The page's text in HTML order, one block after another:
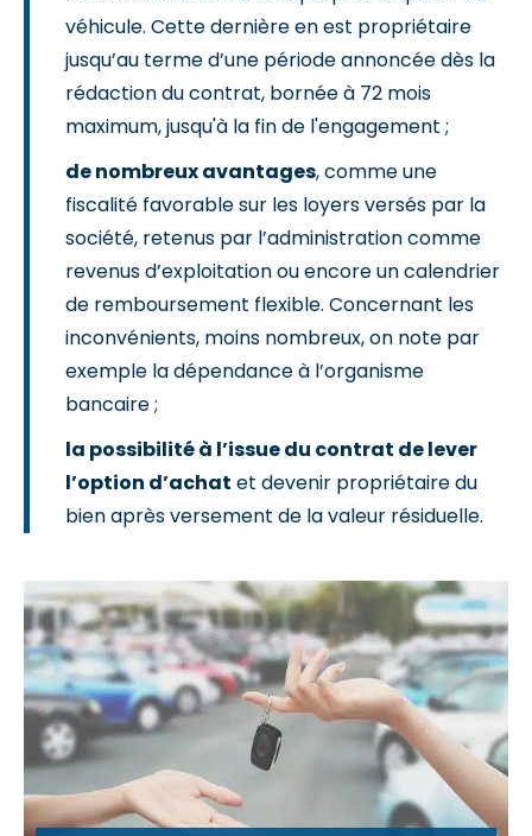
véhicule. Cette dernière en est propriétaire
jusqu’au terme d’une période annoncée dès la
rédaction du contrat, bornée à 72 mois
maximum, jusqu'à la fin de l'engagement ;
de nombreux avantages, comme une
fiscalité favorable sur les loyers versés par la
société, retenus par l’administration comme
revenus d’exploitation ou encore un calendrier
de remboursement flexible. Concernant les
inconvénients, moins nombreux, on note par
exemple la dépendance à l’organisme
bancaire ;
la possibilité à l’issue du contrat de lever
l’option d’achat et devenir propriétaire du
bien après versement de la valeur résiduelle.